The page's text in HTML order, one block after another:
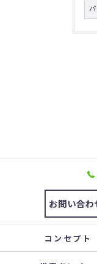
お問い合
コンセプト